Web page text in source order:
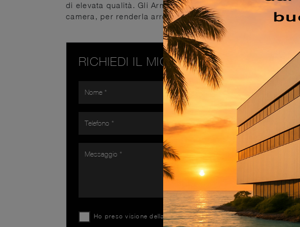
di elevata qualità. Gli Armadi e Cabine Armadio a muro
camera, per renderla arredata con gusto, funzionale e
RICHIEDI IL MIGLIOR PREZZO
Ho preso visione dellaPrivacy Policy